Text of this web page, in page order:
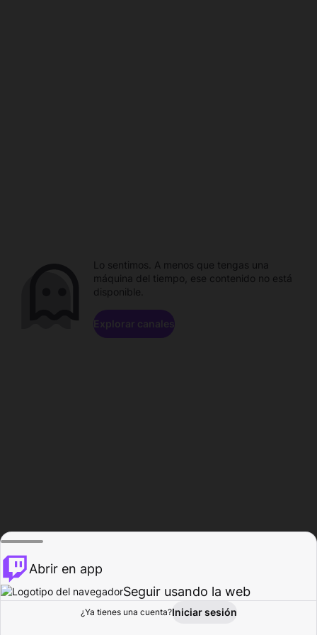
Explorar Actividad
Lo sentimos. A menos que tengas una
máquina del tiempo, ese contenido no está
disponible.
Explorar canales
Abrir en app
Seguir usando la web
¿Ya tienes una cuenta?Iniciar sesión